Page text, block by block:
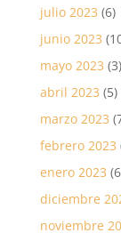
julio 2023 (6)
junio 2023
mayo 2023 (3)
abril 2023 (5)
marzo 2023
febrero 2023
enero 2023
diciembre
noviembre